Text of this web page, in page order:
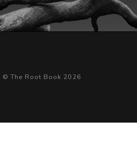
© The Root Book 2026